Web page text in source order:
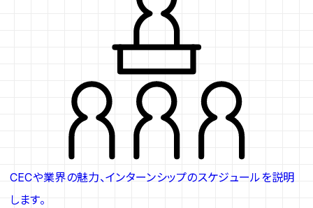
CECや業界の魅力、インターンシップのスケジュールを説明
します。